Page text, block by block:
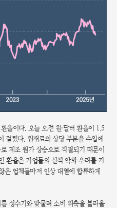
율이다. 오늘 오전 원·달러 환율이 1,5
걸렸다. 원재료의 상당 부분을 수입에
제조 원가 상승으로 직결되기 때문이
환율은 기업들의 실적 악화 우려를 키
은 업체들마저 인상 대열에 합류하게
성수기와 맞물려 소비 위축을 불러올